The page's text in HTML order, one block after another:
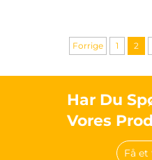
Forrige 1 2
Har Du
Vores
Få et